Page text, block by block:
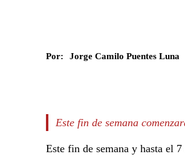
Por: Jorge Camilo Puentes Luna
Este fin de semana
Este fin de semana y hasta el